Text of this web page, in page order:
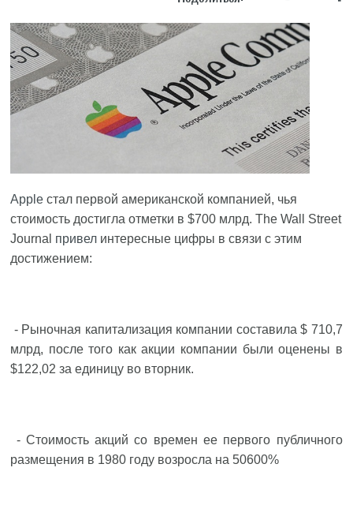
Apple стал первой американской компанией, чья
стоимость достигла отметки в $700 млрд. The Wall Street
Journal привел интересные цифры в связи с этим
достижением:
- Рыночная капитализация компании составила $ 710,7
млрд, после того как акции компании были оценены в
$122,02 за единицу во вторник.
- Стоимость акций со времен ее первого публичного
размещения в 1980 году возросла на 50600%